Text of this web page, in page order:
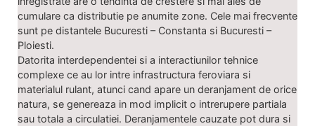
cumulare ca distributie pe anumite zone. Cele mai frecvente
sunt pe distantele Bucuresti – Constanta si Bucuresti –
Ploiesti.
Datorita interdependentei si a interactiunilor tehnice
complexe ce au lor intre infrastructura feroviara si
materialul rulant, atunci cand apare un deranjament de orice
natura, se genereaza in mod implicit o intrerupere partiala
sau totala a circulatiei. Deranjamentele cauzate pot dura si